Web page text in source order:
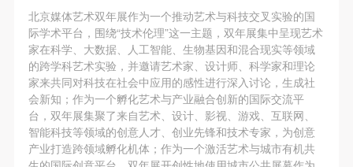
北京媒体艺术双年展作为一个推动艺术与科技交叉实验的国
际学术平台，围绕“技术伦理”这一主题，双年展集中呈现艺术
家在科学、大数据、人工智能、生物基因和混合现实等领域
的跨学科艺术实验，并邀请艺术家、设计师、科学家和理论
家来共同对科技在社会中应用的感性进行深入讨论，生成社
会新知；作为一个孵化艺术与产业融合创新的国际交流平
台，双年展集聚了来自艺术、设计、影视、游戏、互联网、
智能科技等领域的创意人才、创业先锋和技术专家，为创意
产业打造跨领域孵化机体；作为一个激活艺术与城市有机共